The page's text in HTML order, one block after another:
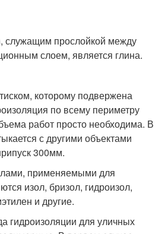
прослойкой между
слоем, является глина.
которому подвержена
по всему периметру
работ просто необходима. В
с другими объектами
300мм.
применяемыми для
изол, бризол, гидроизол,
и другие.
гидроизоляции для уличных